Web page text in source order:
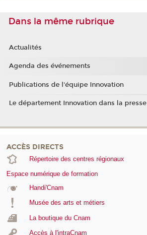
Dans la même rubrique
Actualités
Agenda des événements
Publications de l'équipe Innovation
Le département Innovation dans la presse
ACCÈS DIRECTS
Répertoire des centres régionaux
Espace numérique de formation
Handi'Cnam
Musée des arts et métiers
La boutique du Cnam
Accès à l'intraCnam